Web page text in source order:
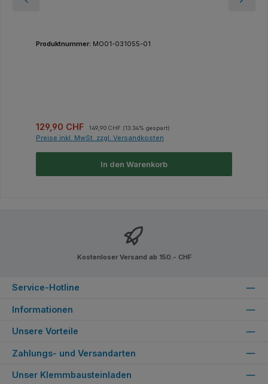
Produktnummer: MO01-031055-01
Verkaufspreis:
129,90 CHF Regulärer Preis:
149,90 CHF (13.34% gespart)
Preise inkl. MwSt. zzgl. Versandkosten
In den Warenkorb
Kostenloser Versand ab 150.- CHF
Service-Hotline
Informationen
Unsere Vorteile
Zahlungs- und Versandarten
Unser Klemmbausteinladen